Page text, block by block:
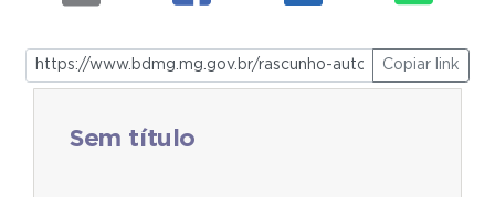
Copiar link
Sem título